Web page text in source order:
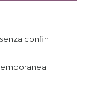
confini